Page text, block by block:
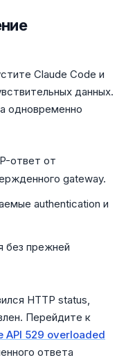
Claude Code и
данных.
одновременно
ответ от
gateway.
authentication и
без прежней
HTTP status,
Перейдите к
API 529 overloaded
ответа